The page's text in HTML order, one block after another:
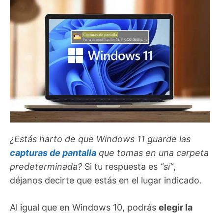
¿Estás harto de que Windows 11 guarde las
capturas de pantalla que tomas en una carpeta
predeterminada? Si tu respuesta es “sí”,
déjanos decirte que estás en el lugar indicado.
Al igual que en Windows 10, podrás elegir la